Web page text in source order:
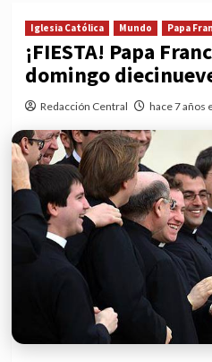
Iglesia Católica Mundo Papa
¡FIESTA! Papa
domingo
Redacción Central hace 7 años